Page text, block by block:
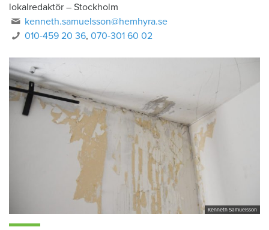
lokalredaktör – Stockholm
kenneth.samuelsson@hemhyra.se
010-459 20 36,070-301 60 02
Kenneth Samuelsson